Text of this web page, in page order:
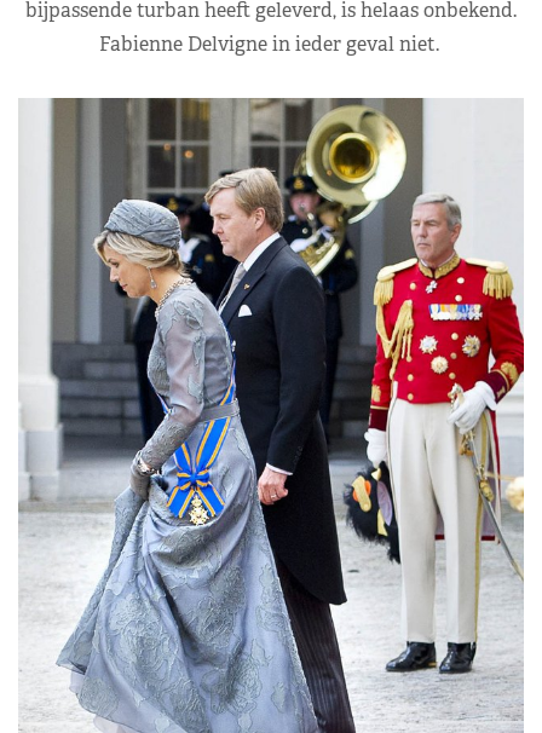
bijpassende turban heeft geleverd, is helaas onbekend.
Fabienne Delvigne in ieder geval niet.